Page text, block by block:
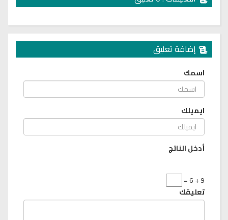
إضافة تعليق
اسمك
ايميلك
أدخل الناتج
9 + 6 =
تعليقك